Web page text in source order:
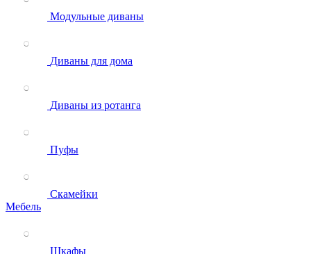
Модульные диваны
Диваны для дома
Диваны из ротанга
Пуфы
Скамейки
Мебель
Шкафы